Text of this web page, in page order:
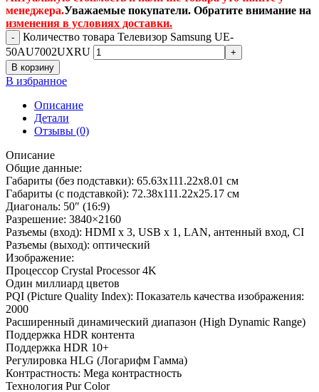
менеджера.Уважаемые покупатели. Обратите внимание на
изменения в условиях доставки.
Количество товара Телевизор Samsung UE-
50AU7002UXRU
В корзину
В избранное
Описание
Детали
Отзывы (0)
Описание
Общие данные:
Габариты (без подставки): 65.63х111.22х8.01 см
Габариты (с подставкой): 72.38х111.22х25.17 см
Диагональ: 50″ (16:9)
Разрешение: 3840×2160
Разъемы (вход): HDMI х 3, USB х 1, LAN, антенный вход, CI
Разъемы (выход): оптический
Изображение:
Процессор Crystal Processor 4K
Один миллиард цветов
PQI (Picture Quality Index): Показатель качества изображения:
2000
Расширенный динамический диапазон (High Dynamic Range)
Поддержка HDR контента
Поддержка HDR 10+
Регулировка HLG (Логарифм Гамма)
Контрастность: Mega контрастность
Технология Pur Color